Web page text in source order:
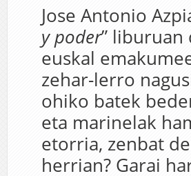
Jose Antonio
y poder” liburuan
euskal
zehar-lerro
ohiko batek
eta marinelak
etorria, zenbat
herrian? Garai